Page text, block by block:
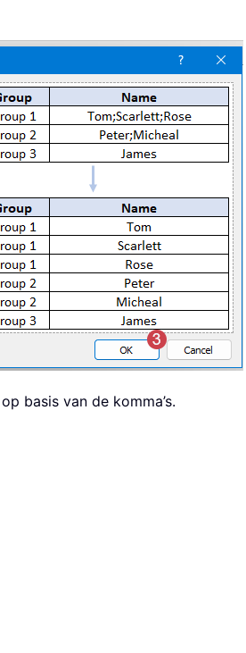
basis van de komma’s.